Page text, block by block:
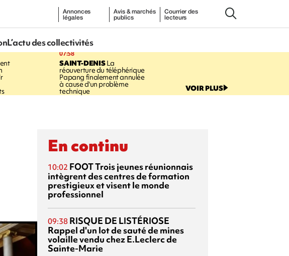
Annonces
légales
Avis & marchés
publics
Courrier des
lecteurs
L’actu des collectivités
07:58
SAINT-DENISLa
réouverture du téléphérique
Papang finalement annulée
à cause d'un problème
technique VOIR PLUS
En continu
10:02 FOOTTrois jeunes réunionnais
intègrent des centres de formation
prestigieux et visent le monde
professionnel
09:38 RISQUE DE LISTÉRIOSE
Rappel d'un lot de sauté de mines
volaille vendu chez E.Leclerc de
Sainte-Marie